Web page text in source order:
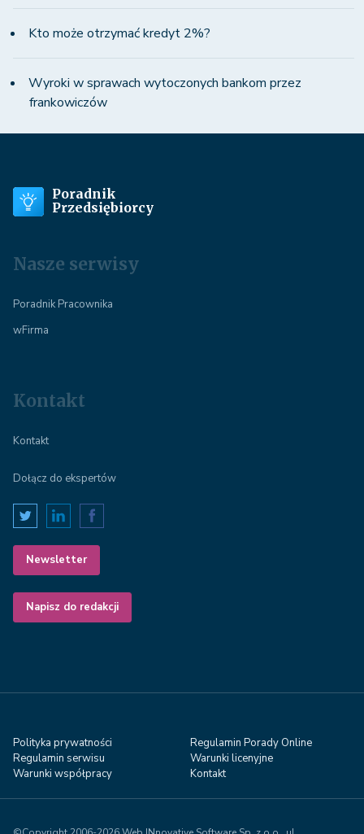
Kto może otrzymać kredyt 2%?
Wyroki w sprawach wytoczonych bankom przez
frankowiczów
Poradnik
Przedsiębiorcy
Nasze serwisy
Poradnik Pracownika
wFirma
Kontakt
Kontakt
Dołącz do ekspertów
Newsletter
Napisz do redakcji
Polityka prywatności
Regulamin Porady Online
Regulamin serwisu
Warunki licenyjne
Warunki współpracy
Kontakt